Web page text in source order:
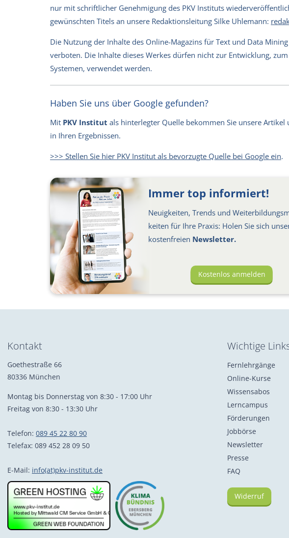
nur mit schriftlicher Genehmigung des PKV Instituts
gewünschten Titels an unsere Redaktionsleitung Silke Uhlemann:
Die Nutzung der Inhalte des Online-Magazins für Text und Data
verboten. Die Inhalte dieses Werkes dürfen nicht zur Entwicklung,
Systemen, verwendet werden.
Haben Sie uns über Google gefunden?
Mit PKV Institut als hinterlegter Quelle bekommen Sie unsere
in Ihren Ergebnissen.
>>> Stellen Sie hier PKV Institut als bevorzugte Quelle bei Google ein.
Immer top informiert!
Neuigkeiten, Trends und
keiten für Ihre Praxis: Holen Sie sich
kosten­freien Newsletter.
Kostenlos anmelden
Kontakt
Goethestraße 66
80336 München
Montag bis Donnerstag von 8:30 - 17:00 Uhr
Freitag von 8:30 - 13:30 Uhr
Telefon: 089 45 22 80 90
Telefax: 089 452 28 09 50
E-Mail: info(at)pkv-institut.de
Wichtige
Fernlehrgänge
Online-Kurse
Wissensabos
Lerncampus
Förderungen
Jobbörse
Newsletter
Presse
FAQ
Widerruf